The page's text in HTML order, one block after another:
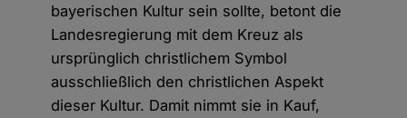
bayerischen Kultur sein sollte, betont die
Landesregierung mit dem Kreuz als
ursprünglich christlichem Symbol
ausschließlich den christlichen Aspekt
dieser Kultur. Damit nimmt sie in Kauf,